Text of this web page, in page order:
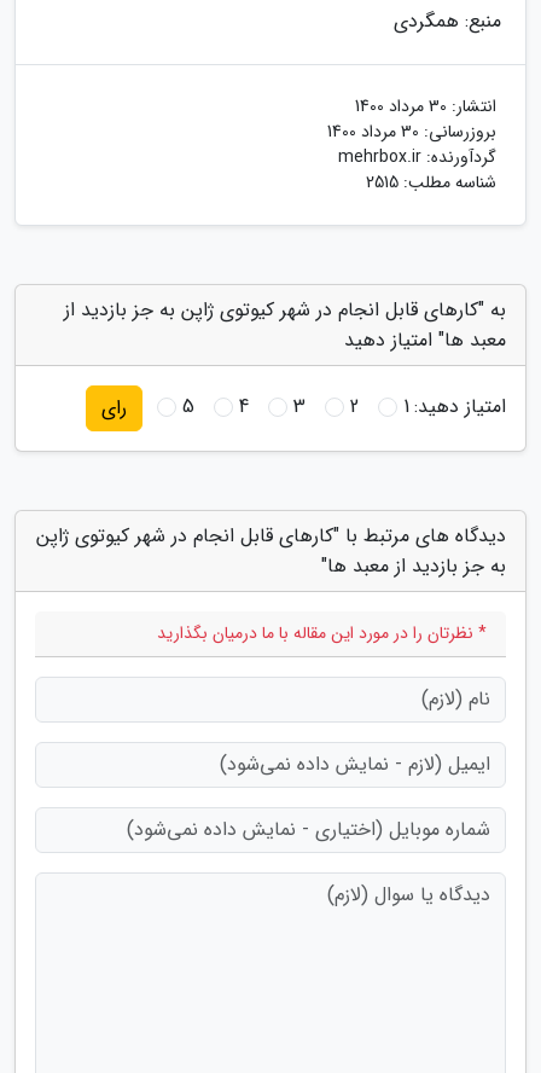
منبع: همگردی
انتشار: 30 مرداد 1400
بروزرسانی: 30 مرداد 1400
گردآورنده: mehrbox.ir
شناسه مطلب: 2515
به "کارهای قابل انجام در شهر کیوتوی ژاپن به جز بازدید از
معبد ها" امتیاز دهید
امتیاز دهید:1
2
3
4
5 رای
دیدگاه های مرتبط با "کارهای قابل انجام در شهر کیوتوی ژاپن
به جز بازدید از معبد ها"
* نظرتان را در مورد این مقاله با ما درمیان بگذارید